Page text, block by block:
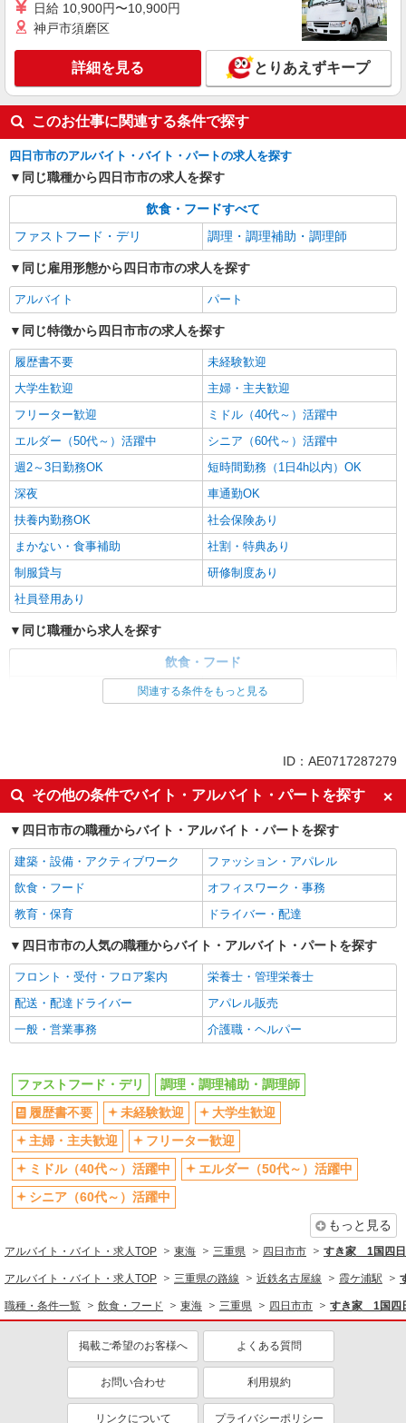
キープ 詳細を見る
パート
丸亀製麺イオンモール四日市北店
キッチン・ホールスタッフ
時給1150円〜
三重県四日市市富州原町２－４０イオンモール
四日市北１Ｆ
詳細を見る
日給 10,900円〜10,900円
神戸市須磨区
詳細を見る とりあえずキープ
このお仕事に関連する条件で探す
四日市市のアルバイト・バイト・パートの求人を探す
同じ職種から四日市市の求人を探す
飲食・フードすべて
ファストフード・デリ
調理・調理補助・調理師
同じ雇用形態から四日市市の求人を探す
アルバイト パート
同じ特徴から四日市市の求人を探す
履歴書不要
未経験歓迎
大学生歓迎
主婦・主夫歓迎
フリーター歓迎
ミドル（40代～）活躍中
エルダー（50代～）活躍中
シニア（60代～）活躍中
週2～3日勤務OK
短時間勤務（1日4h以内）OK
深夜
車通勤OK
扶養内勤務OK
社会保険あり
まかない・食事補助
社割・特典あり
制服貸与
研修制度あり
社員登用あり
同じ職種から求人を探す
飲食・フード
ファストフード・デリ
調理・調理補助・調理師
ミドル（40代～）活躍中
週2～3日勤務OK
短時間勤務（1日4h以内）OK
深夜
車通勤OK
扶養内勤務OK
社会保険あり
まかない・食事補助
社員登用あり
関連する条件をもっと見る
ID：AE0717287279
その他の条件でバイト・アルバイト・パートを探す
四日市市の職種からバイト・アルバイト・パートを探す
建築・設備・アクティブワーク
ファッション・アパレル
飲食・フード
オフィスワーク・事務
教育・保育
ドライバー・配達
四日市市の人気の職種からバイト・アルバイト・パートを探す
フロント・受付・フロア案内
栄養士・管理栄養士
配送・配達ドライバー
アパレル販売
一般・営業事務
介護職・ヘルパー
ファストフード・デリ
調理・調理補助・調理師
履歴書不要
未経験歓迎
大学生歓迎
主婦・主夫歓迎
フリーター歓迎
ミドル（40代～）活躍中
エルダー（50代～）活躍中
シニア（60代～）活躍中
もっと見る
アルバイト・バイト・求人TOP 東海 三重県 四日市市 すき家 1国四日
アルバイト・バイト・求人TOP 三重県の路線 近鉄名古屋線 霞ケ浦駅
職種・条件一覧 飲食・フード 東海 三重県 四日市市 すき家 1国四
掲載ご希望のお客様へ よくある質問
お問い合わせ 利用規約
リンクについて プライバシーポリシー